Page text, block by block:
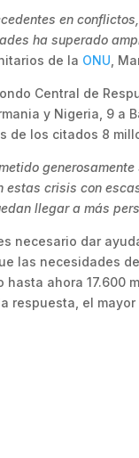
en
ha superado
de la ONU ,
Central de
y Nigeria, 9 a
de los citados 8
crisis con
llegar a más
necesario dar
las necesidades
ahora 17.600
respuesta, el